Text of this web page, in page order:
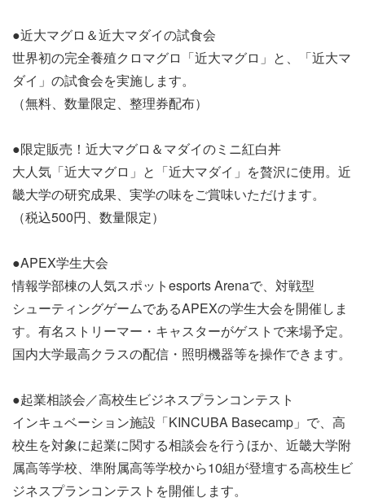
●近大マグロ＆近大マダイの試食会
世界初の完全養殖クロマグロ「近大マグロ」と、「近大マ
ダイ」の試食会を実施します。
（無料、数量限定、整理券配布）
●限定販売！近大マグロ＆マダイのミニ紅白丼
大人気「近大マグロ」と「近大マダイ」を贅沢に使用。近
畿大学の研究成果、実学の味をご賞味いただけます。
（税込500円、数量限定）
●APEX学生大会
情報学部棟の人気スポットesports Arenaで、対戦型
シューティングゲームであるAPEXの学生大会を開催しま
す。有名ストリーマー・キャスターがゲストで来場予定。
国内大学最高クラスの配信・照明機器等を操作できます。
●起業相談会／高校生ビジネスプランコンテスト
インキュベーション施設「KINCUBA Basecamp」で、高
校生を対象に起業に関する相談会を行うほか、近畿大学附
属高等学校、準附属高等学校から10組が登壇する高校生ビ
ジネスプランコンテストを開催します。